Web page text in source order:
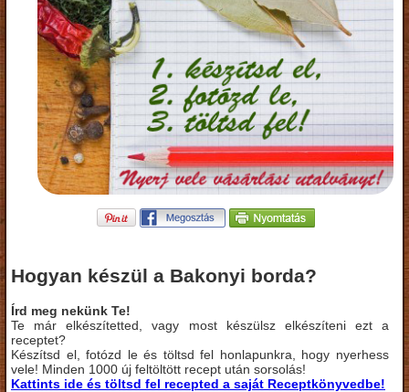
Hogyan készül a Bakonyi borda?
Írd meg nekünk Te!
Te már elkészítetted, vagy most készülsz elkészíteni ezt a
receptet?
Készítsd el, fotózd le és töltsd fel honlapunkra, hogy nyerhess
vele! Minden 1000 új feltöltött recept után sorsolás!
Kattints ide és töltsd fel recepted a saját Receptkönyvedbe!